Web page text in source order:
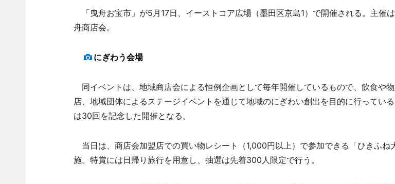
「曳舟お宝市」が5月17日、イーストコア広場（墨田区京島1）で開催される。主催
舟商店会。
にぎわう会場
同イベントは、地域商店会による恒例企画として毎年開催しているもので、飲食や
店、地域団体によるステージイベントを通じて地域のにぎわい創出を目的に行ってい
は30回を記念した開催となる。
当日は、商店会加盟店での買い物レシート（1,000円以上）で参加できる「ひきふね
施。特賞には日帰り旅行を用意し、抽選は先着300人限定で行う。